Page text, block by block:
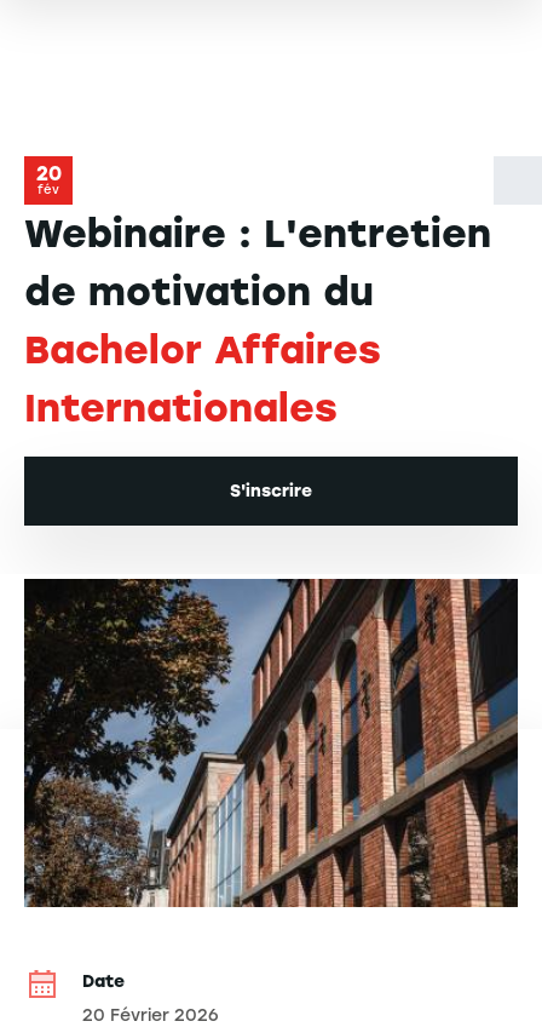
20
fév
Webinaire : L'entretien
de motivation du
Bachelor Affaires
Internationales
S'inscrire
Date
20 Février 2026